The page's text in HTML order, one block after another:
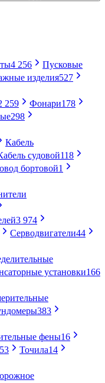
4 256
Пусковые
изделия527
259 Фонари178
298
Кабель
судовой118
бортовой1
3 974
Серводвигатели44
установки166
383
фены16
53 Точила14